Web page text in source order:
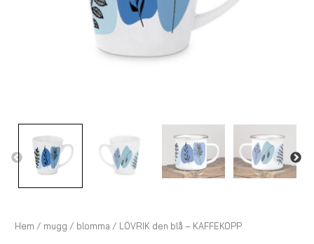
Hem / mugg / blomma / LÖVRIK den blå – KAFFEKOPP